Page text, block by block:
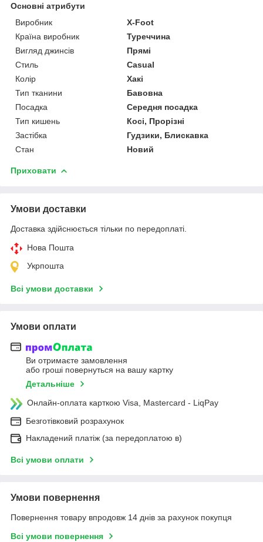
Основні атрибути
Виробник
X-Foot
Країна виробник
Туреччина
Вигляд джинсів
Прямі
Стиль
Casual
Колір
Хакі
Тип тканини
Бавовна
Посадка
Середня посадка
Тип кишень
Косі, Прорізні
Застібка
Гудзики, Блискавка
Стан
Новий
Приховати
Умови доставки
Доставка здійснюється тільки по передоплаті.
Нова Пошта
Укрпошта
Всі умови доставки
Умови оплати
Ви отримаєте замовлення
або гроші повернуться на вашу картку
Детальніше
Онлайн-оплата карткою Visa, Mastercard - LiqPay
Безготівковий розрахунок
Накладений платіж (за передоплатою в)
Всі умови оплати
Умови повернення
Повернення товару впродовж 14 днів за рахунок покупця
Всі умови повернення